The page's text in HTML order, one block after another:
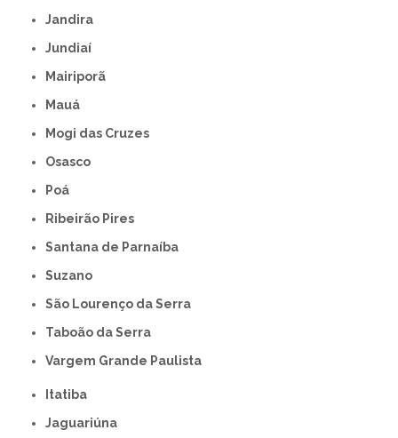
Jandira
Jundiaí
Mairiporã
Mauá
Mogi das Cruzes
Osasco
Poá
Ribeirão Pires
Santana de Parnaíba
Suzano
São Lourenço da Serra
Taboão da Serra
Vargem Grande Paulista
Itatiba
Jaguariúna